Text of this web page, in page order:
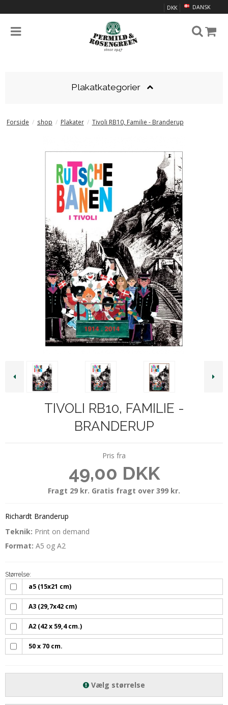
DANSK
DKK
Plakatkategorier
Forside / shop / Plakater / Tivoli RB10, Familie - Branderup
TIVOLI RB10, FAMILIE -
BRANDERUP
Pris fra
49,00 DKK
Fragt 29 kr. Gratis fragt over 399 kr.
Richardt Branderup
Teknik: Print on demand
Format: A5 og A2
Størrelse:
a5 (15x21 cm)
A3 (29,7x42 cm)
A2 (42 x 59,4 cm.)
50 x 70 cm.
Vælg størrelse